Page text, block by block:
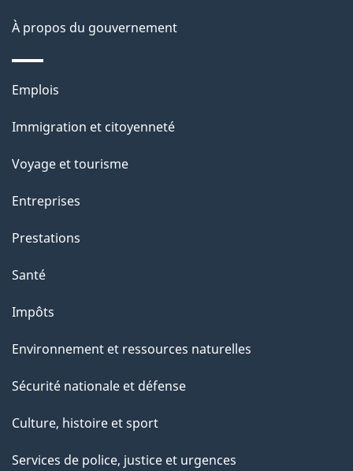
n
s
u
r
c
t
t
a
e
À propos du gouvernement
Thèmes
sujets
Emplois
Immigration et citoyenneté
Voyage et tourisme
Entreprises
Prestations
Santé
Impôts
Environnement et ressources naturelles
Sécurité nationale et défense
Culture, histoire et sport
Services de police, justice et urgences